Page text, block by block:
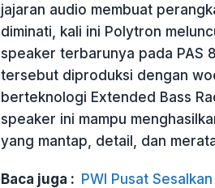
jajaran audio membuat
diminati, kali ini Polytron
speaker terbarunya pada PAS
tersebut diproduksi dengan
berteknologi Extended Bass
speaker ini mampu
yang mantap, detail, dan
Baca juga : PWI Pusat